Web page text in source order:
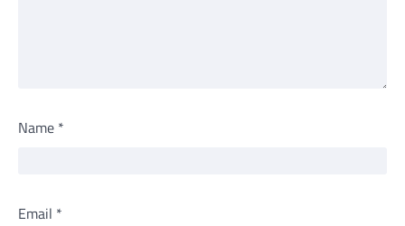
Name *
Email *